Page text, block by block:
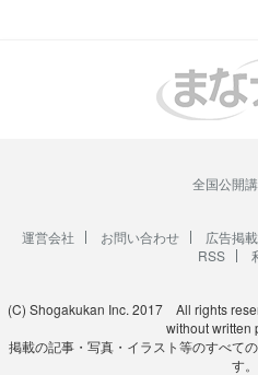
全国公開
運営会社 お問い合わせ 広告掲
RSS
(C) Shogakukan Inc. 2017 All rights
without written
掲載の記事・写真・イラスト等のすべて
す。